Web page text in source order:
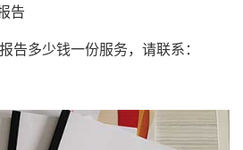
告
多少钱一份服务，请联系：